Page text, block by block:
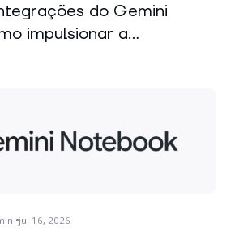
do Gemini
impulsionar a...
jul 16, 2026